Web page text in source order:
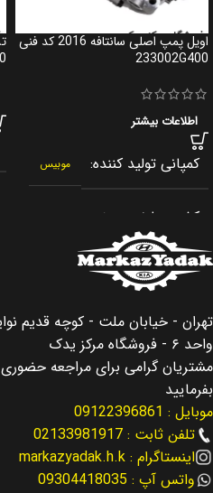
اویل پمپ اصلی سانتافه 2016 کد فنی
233002G400
اطلاعات بیشتر
کمپانی تولید کننده موبیس
کشور سازنده کره جنوبی
اصالت کالا اصلی
مناسب برای سانتافه Santafe
مناسب برای سال
2013 – 2016
نوع لوازم لوازم موتوری
واحد ۶ - فروشگاه مرکز یدک
مشتریان گرامی برای مراجعه
بفرمایید
موبایل : 09122396861
تلفن ثابت : 02133981917
اینستاگرام : markazyadak.h.k
واتس آپ : 09304418035